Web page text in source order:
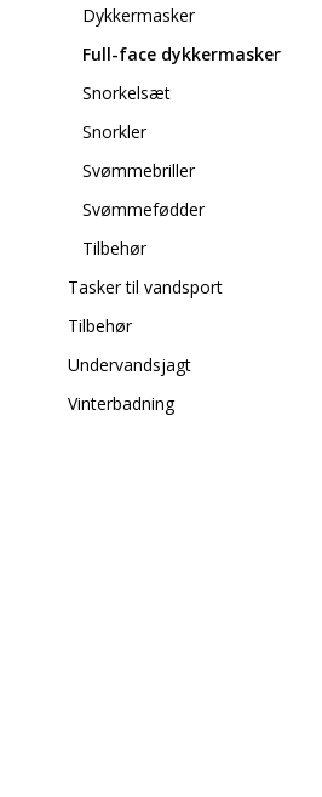
Dykkermasker
Full-face dykkermasker
Snorkelsæt
Snorkler
Svømmebriller
Svømmefødder
Tilbehør
Tasker til vandsport
Tilbehør
Undervandsjagt
Vinterbadning